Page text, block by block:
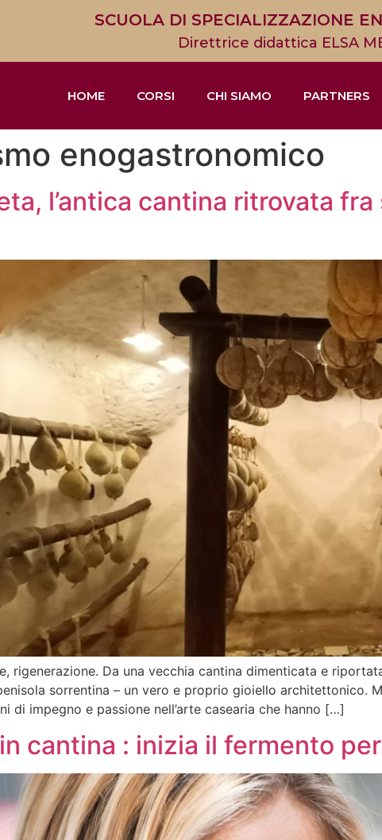
SCUOLA DI SPECIALIZZAZIONE
Direttrice didattica ELSA
HOME CORSI CHI SIAMO PARTNERS
enogastronomico
l’antica cantina ritrovata
rigenerazione. Da una vecchia cantina dimenticata e
sorrentina – un vero e proprio gioiello architettonico.
di impegno e passione nell’arte casearia che hanno […]
cantina : inizia il fermento